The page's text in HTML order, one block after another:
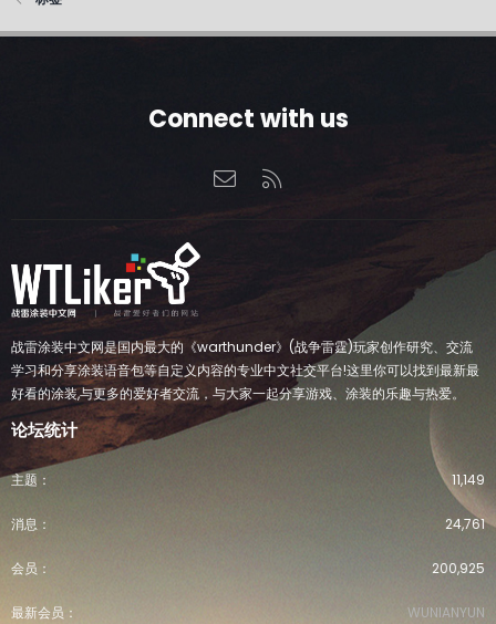
Connect with us
联系我们
战雷涂装中文网是国内最大的《warthunder》(战争雷霆)玩家创作研究、交流
学习和分享涂装语音包等自定义内容的专业中文社交平台!这里你可以找到最新最
好看的涂装,与更多的爱好者交流，与大家一起分享游戏、涂装的乐趣与热爱。
论坛统计
主题 11,149
消息 24,761
会员 200,925
最新会员 WUNIANYUN